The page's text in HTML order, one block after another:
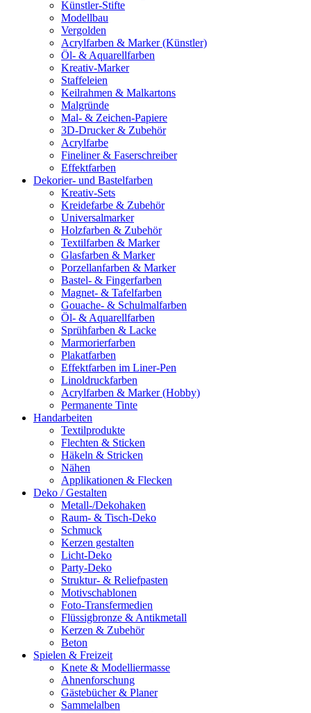
Künstler-Stifte
Modellbau
Vergolden
Acrylfarben & Marker (Künstler)
Öl- & Aquarellfarben
Kreativ-Marker
Staffeleien
Keilrahmen & Malkartons
Malgründe
Mal- & Zeichen-Papiere
3D-Drucker & Zubehör
Acrylfarbe
Fineliner & Faserschreiber
Effektfarben
Dekorier- und Bastelfarben
Kreativ-Sets
Kreidefarbe & Zubehör
Universalmarker
Holzfarben & Zubehör
Textilfarben & Marker
Glasfarben & Marker
Porzellanfarben & Marker
Bastel- & Fingerfarben
Magnet- & Tafelfarben
Gouache- & Schulmalfarben
Öl- & Aquarellfarben
Sprühfarben & Lacke
Marmorierfarben
Plakatfarben
Effektfarben im Liner-Pen
Linoldruckfarben
Acrylfarben & Marker (Hobby)
Permanente Tinte
Handarbeiten
Textilprodukte
Flechten & Sticken
Häkeln & Stricken
Nähen
Applikationen & Flecken
Deko / Gestalten
Metall-/Dekohaken
Raum- & Tisch-Deko
Schmuck
Kerzen gestalten
Licht-Deko
Party-Deko
Struktur- & Reliefpasten
Motivschablonen
Foto-Transfermedien
Flüssigbronze & Antikmetall
Kerzen & Zubehör
Beton
Spielen & Freizeit
Knete & Modelliermasse
Ahnenforschung
Gästebücher & Planer
Sammelalben